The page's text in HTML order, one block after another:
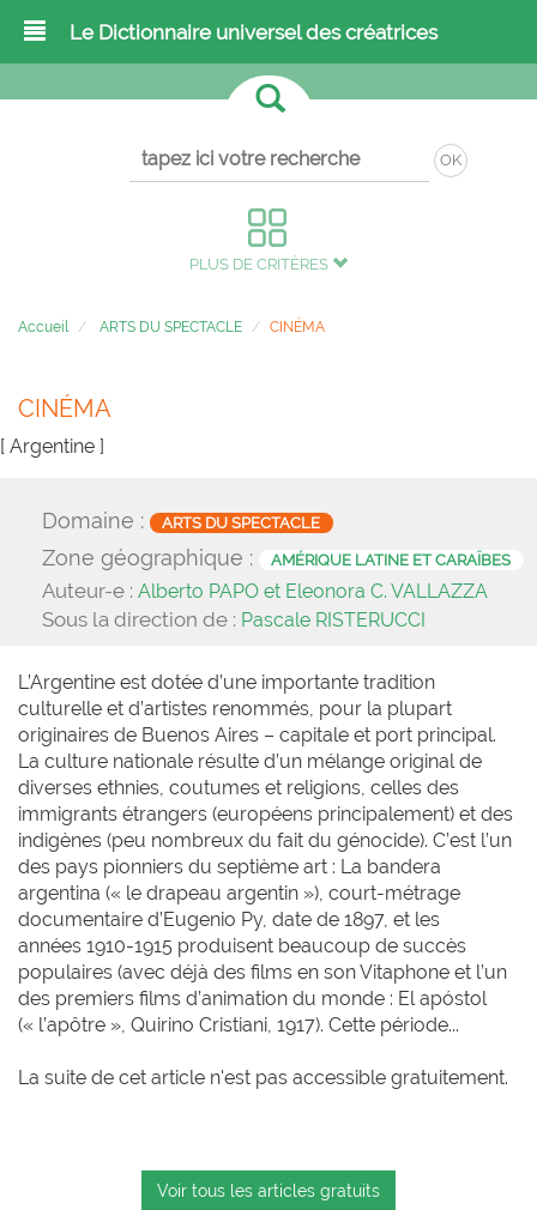
Le Dictionnaire universel des créatrices
OK
PLUS DE CRITÈRES
Accueil ARTS DU SPECTACLE CINÉMA
CINÉMA
[ Argentine ]
Domaine : ARTS DU SPECTACLE
Zone géographique : AMÉRIQUE LATINE ET CARAÏBES
Auteur-e : Alberto PAPO et Eleonora C. VALLAZZA
Sous la direction de : Pascale RISTERUCCI
L’Argentine est dotée d’une importante tradition
culturelle et d’artistes renommés, pour la plupart
originaires de Buenos Aires – capitale et port principal.
La culture nationale résulte d’un mélange original de
diverses ethnies, coutumes et religions, celles des
immigrants étrangers (européens principalement) et des
indigènes (peu nombreux du fait du génocide). C’est l’un
des pays pionniers du septième art : La bandera
argentina (« le drapeau argentin »), court-métrage
documentaire d’Eugenio Py, date de 1897, et les
années 1910-1915 produisent beaucoup de succès
populaires (avec déjà des films en son Vitaphone et l’un
des premiers films d’animation du monde : El apóstol
(« l’apôtre », Quirino Cristiani, 1917). Cette période...
La suite de cet article n'est pas accessible gratuitement.
Voir tous les articles gratuits